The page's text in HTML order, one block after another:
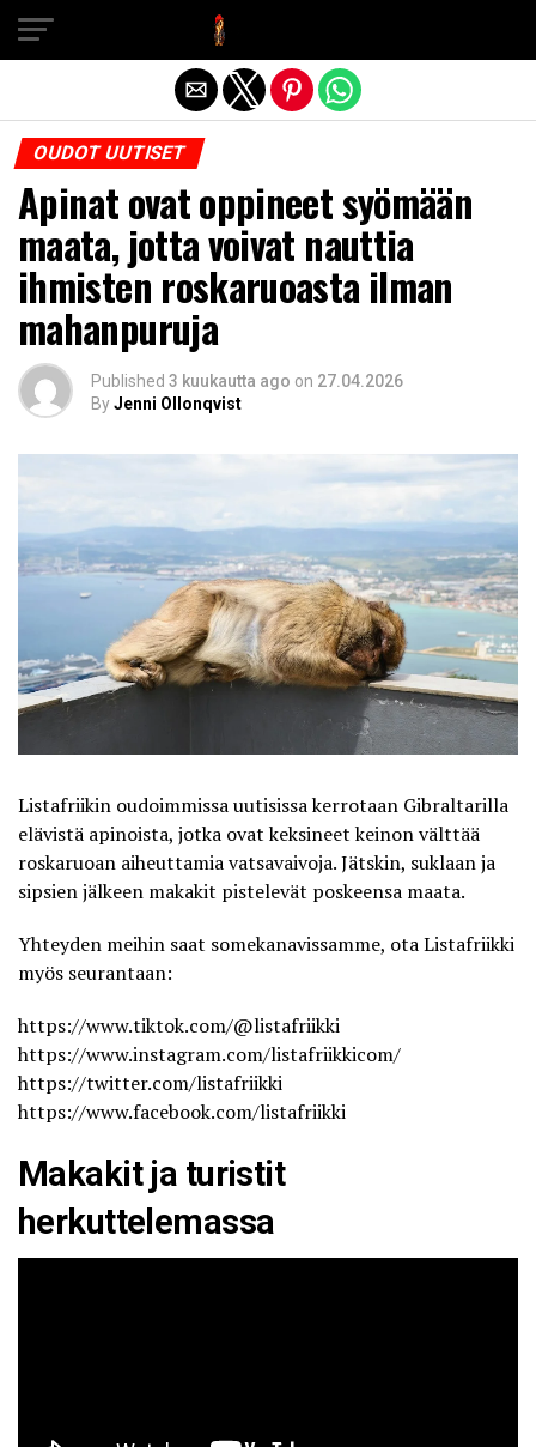
OUDOT UUTISET
Apinat ovat oppineet syömään
maata, jotta voivat nauttia
ihmisten roskaruoasta ilman
mahanpuruja
Published 3 kuukautta ago on 27.04.2026
ByJenni Ollonqvist
Listafriikin oudoimmissa uutisissa kerrotaan Gibraltarilla
elävistä apinoista, jotka ovat keksineet keinon välttää
roskaruoan aiheuttamia vatsavaivoja. Jätskin, suklaan ja
sipsien jälkeen makakit pistelevät poskeensa maata.
Yhteyden meihin saat somekanavissamme, otaListafriikki
myös seurantaan:
https://www.tiktok.com/@listafriikki
https://www.instagram.com/listafriikkicom/
https://twitter.com/listafriikki
https://www.facebook.com/listafriikki
Makakit ja turistit
herkuttelemassa
Exit mobile version